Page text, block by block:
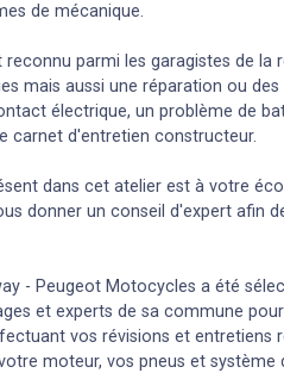
de mécanique.
reconnu parmi les garagistes de la
mais aussi une réparation ou
électrique, un problème de
carnet d'entretien constructeur.
dans cet atelier est à votre
donner un conseil d'expert afin
- Peugeot Motocycles a été
et experts de sa commune
vos révisions et entretiens
moteur, vos pneus et